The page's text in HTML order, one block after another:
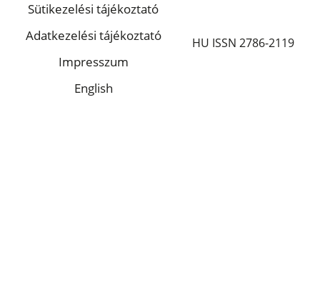
Sütikezelési tájékoztató
Adatkezelési tájékoztató
Impresszum
English
HU ISSN 2786-2119